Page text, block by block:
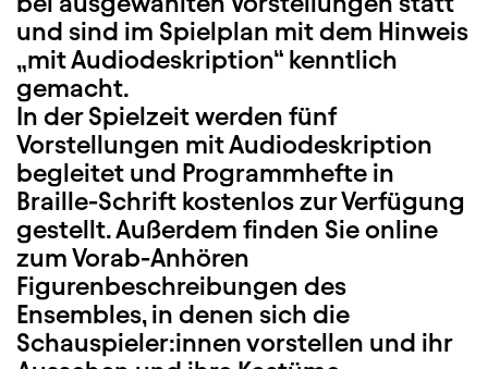
und sind im Spielplan mit dem Hinweis
„mit Audiodeskription“ kenntlich
gemacht.
In der Spielzeit werden fünf
Vorstellungen mit Audiodeskription
begleitet und Programmhefte in
Braille-Schrift kostenlos zur Verfügung
gestellt. Außerdem finden Sie online
zum Vorab-Anhören
Figurenbeschreibungen des
Ensembles, in denen sich die
Schauspieler:innen vorstellen und ihr